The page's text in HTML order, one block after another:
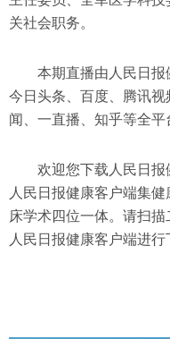
关社会职务。
本期直播由人民日报
今日头条、百度、腾讯
闻、一直播、知乎等全平
欢迎您下载人民日报
人民日报健康客户端集
床学术四位一体。请扫
人民日报健康客户端进行